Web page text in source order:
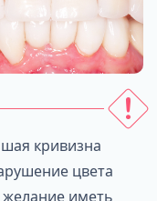
кривизна
цвета
иметь